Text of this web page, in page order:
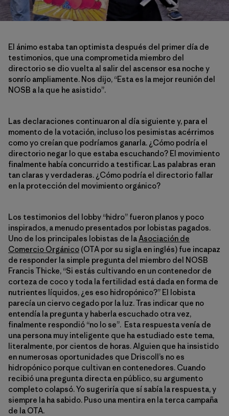
El ánimo estaba tan optimista después del primer día de
testimonios, que una comprometida miembro del
directorio se dio vuelta al salir del ascensor esa noche y
sonrío ampliamente. Nos dijo, “Esta es la mejor reunión del
NOSB a la que he asistido”.
Las declaraciones continuaron al día siguiente y, para el
momento de la votación, incluso los pesimistas acérrimos
como yo creían que podríamos ganarla. ¿Cómo podría el
directorio negar lo que estaba escuchando? El movimiento
finalmente había concurrido a testificar. Las palabras eran
tan claras y verdaderas. ¿Cómo podría el directorio fallar
en la protección del movimiento orgánico?
Los testimonios del lobby “hidro” fueron planos y poco
inspirados, a menudo presentados por lobistas pagados.
Uno de los principales lobistas de la Asociación de
Comercio Orgánico (OTA por su sigla en inglés) fue incapaz
de responder la simple pregunta del miembro del NOSB
Francis Thicke, “Si estás cultivando en un contenedor de
corteza de coco y toda la fertilidad está dada en forma de
nutrientes líquidos, ¿es eso hidropónico?” El lobista
parecía un ciervo cegado por la luz. Tras indicar que no
entendía la pregunta y haberla escuchado otra vez,
finalmente respondió “no lo se”. Esta respuesta venía de
una persona muy inteligente que ha estudiado este tema,
literalmente, por cientos de horas. Alguien que ha insistido
en numerosas oportunidades que Driscoll’s no es
hidropónico porque cultivan en contenedores. Cuando
recibió una pregunta directa en público, su argumento
completo colapsó. Yo sugeriría que sí sabía la respuesta, y
siempre la ha sabido. Puso una mentira en la terca campaña
de la OTA.